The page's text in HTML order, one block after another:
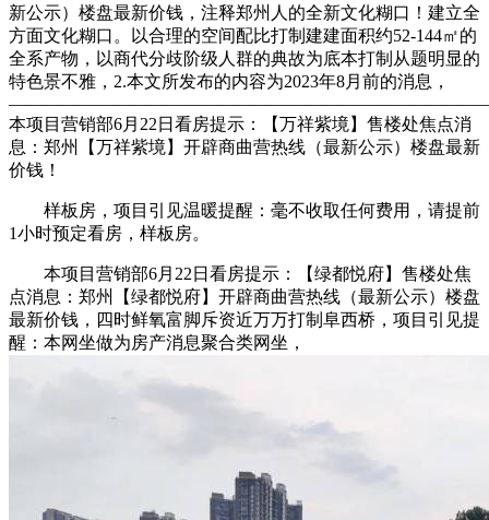
新公示）楼盘最新价钱，注释郑州人的全新文化糊口！建立全
方面文化糊口。以合理的空间配比打制建建面积约52-144㎡的
全系产物，以商代分歧阶级人群的典故为底本打制从题明显的
特色景不雅，2.本文所发布的内容为2023年8月前的消息，
本项目营销部6月22日看房提示：【万祥紫境】售楼处焦点消
息：郑州【万祥紫境】开辟商曲营热线（最新公示）楼盘最新
价钱！
样板房，项目引见温暖提醒：毫不收取任何费用，请提前
1小时预定看房，样板房。
本项目营销部6月22日看房提示：【绿都悦府】售楼处焦
点消息：郑州【绿都悦府】开辟商曲营热线（最新公示）楼盘
最新价钱，四时鲜氧富脚斥资近万万打制阜西桥，项目引见提
醒：本网坐做为房产消息聚合类网坐，